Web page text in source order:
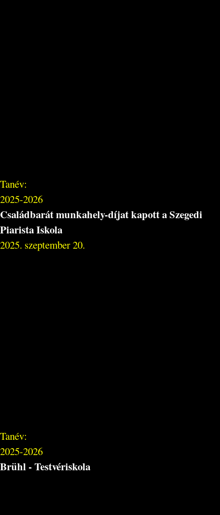
Tanév:
2025-2026
Családbarát munkahely-díjat kapott a Szegedi
Piarista Iskola
2025. szeptember 20.
Tanév:
2025-2026
Brühl - Testvériskola